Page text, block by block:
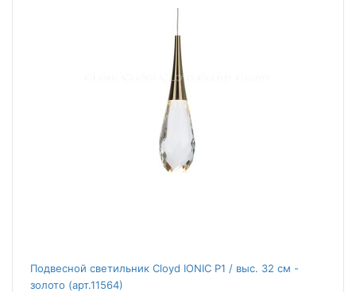
Подвесной светильник Cloyd IONIC P1 / выс. 32 см -
золото (арт.11564)